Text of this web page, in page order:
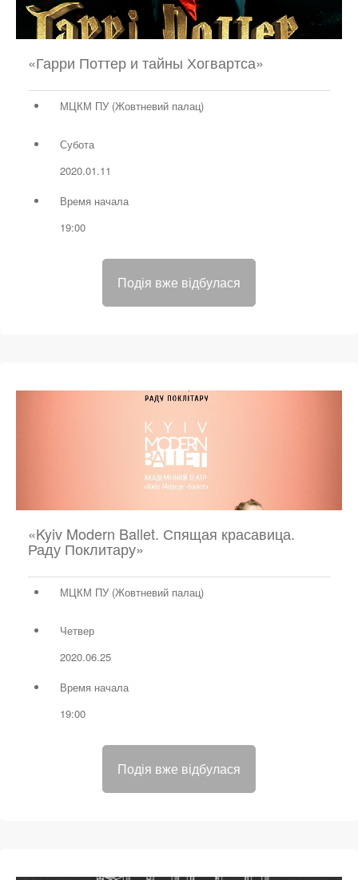
«Гарри Поттер и тайны Хогвартса»
МЦКМ ПУ (Жовтневий палац)
Субота
2020.01.11
Время начала
19:00
Подія вже відбулася
«Kyiv Modern Ballet. Спящая красавица.
Раду Поклитару»
МЦКМ ПУ (Жовтневий палац)
Четвер
2020.06.25
Время начала
19:00
Подія вже відбулася